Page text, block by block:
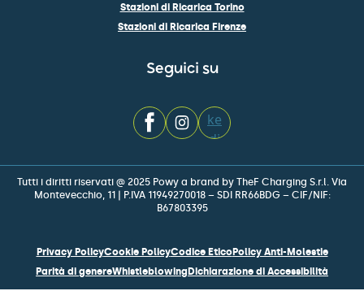
Stazioni di Ricarica Torino
Stazioni di Ricarica Firenze
Seguici su
Tutti i diritti riservati @ 2025 Powy a brand by TheF Charging S.r.l. Via
Montevecchio, 11 | P.IVA 11949270018 – SDI RR66BDG – CIF/NIF:
B67803395
Privacy PolicyCookie PolicyCodice EticoPolicy Anti-Molestie
Parità di genereWhistleblowing Dichiarazione di Accessibilità